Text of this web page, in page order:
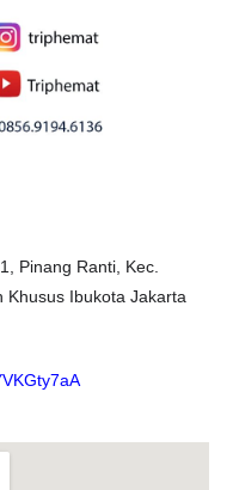
Pinang Ranti, Kec.
Khusus Ibukota Jakarta